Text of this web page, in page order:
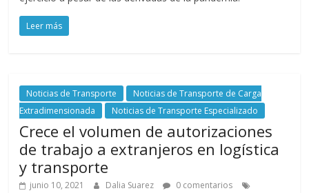
M
a
q
u
Leer más
Noticias de Transporte
Noticias de Transporte de Carga
Extradimensionada
Noticias de Transporte Especializado
Crece el volumen de autorizaciones
de trabajo a extranjeros en logística
y transporte
junio 10, 2021 Dalia Suarez
0 comentarios